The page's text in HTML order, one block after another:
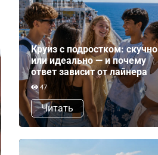
Круиз с подростком: скучно
или идеально — и почему
ответ зависит от лайнера
47
Читать